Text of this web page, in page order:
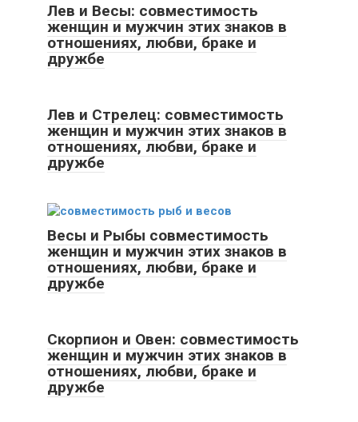
Лев и Весы: совместимость
женщин и мужчин этих знаков в
отношениях, любви, браке и
дружбе
Лев и Стрелец: совместимость
женщин и мужчин этих знаков в
отношениях, любви, браке и
дружбе
Весы и Рыбы совместимость
женщин и мужчин этих знаков в
отношениях, любви, браке и
дружбе
Скорпион и Овен: совместимость
женщин и мужчин этих знаков в
отношениях, любви, браке и
дружбе